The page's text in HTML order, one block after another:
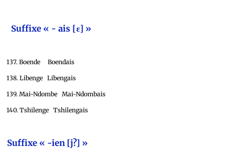
Suffixe « - ais [ε] »
137. Boende Boendais
138. Libenge Libengais
139. Mai-Ndombe Mai-Ndombais
140. Tshilenge Tshilengais
Suffixe « -ien [j?] »